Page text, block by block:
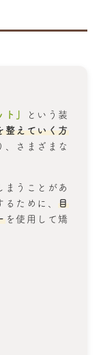
ト」
という装
整えていく方
、さまざまな
まうことがあ
ために、
目
を使用して矯